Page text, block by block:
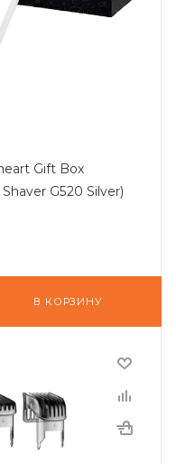
Gift Box
G520 Silver)
В КОРЗИНУ